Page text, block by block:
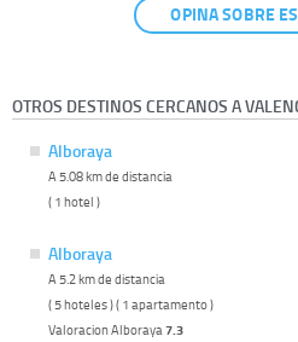
OPINA SOBRE
OTROS DESTINOS CERCANOS A
Alboraya
A 5.08 km de distancia
( 1 hotel )
Alboraya
A 5.2 km de distancia
( 5 hoteles ) ( 1 apartamento )
Valoracion Alboraya7.3